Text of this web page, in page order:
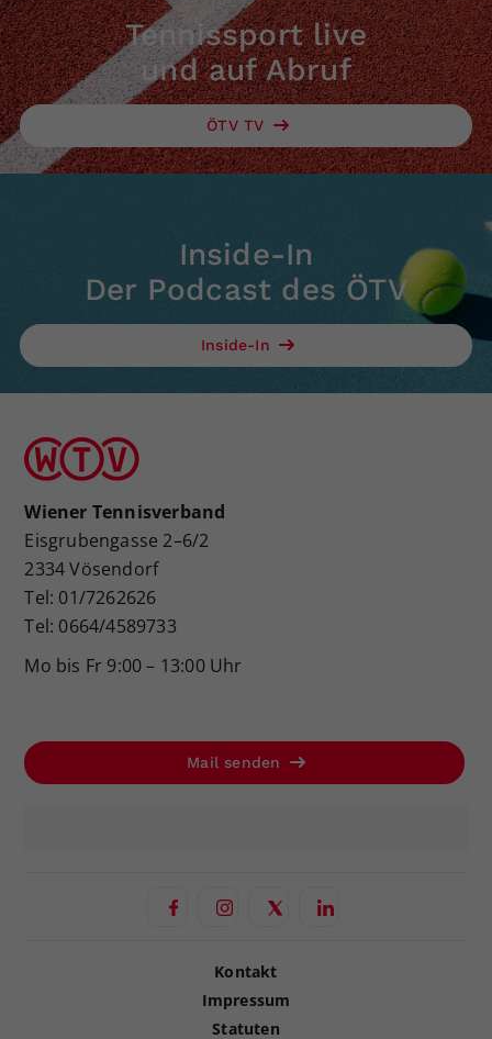
Tennissport live
und auf Abruf
ÖTV TV
Inside-In
Der Podcast des ÖTV
Inside-In
Wiener Tennisverband
Eisgrubengasse 2–6/2
2334 Vösendorf
Tel: 01/7262626
Tel: 0664/4589733
Mo bis Fr 9:00 – 13:00 Uhr
Mail senden
Kontakt
Impressum
Statuten